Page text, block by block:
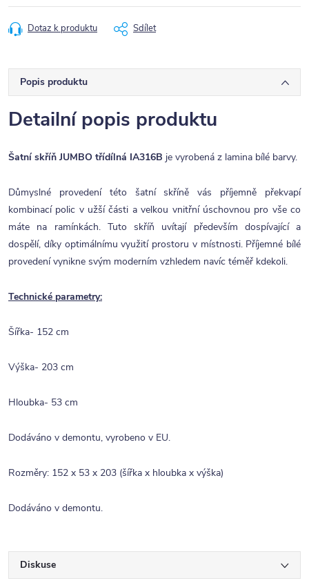
Dotaz k produktu Sdílet
Popis produktu
Detailní popis produktu
Šatní skříň JUMBO třídílná IA316B je vyrobená z lamina bílé barvy.
Důmyslné provedení této šatní skříně vás příjemně překvapí
kombinací polic v užší části a velkou vnitřní úschovnou pro vše co
máte na ramínkách. Tuto skříň uvítají především dospívající a
dospělí, díky optimálnímu využití prostoru v místnosti. Příjemné bílé
provedení vynikne svým moderním vzhledem navíc téměř kdekoli.
Technické parametry:
Šířka- 152 cm
Výška- 203 cm
Hloubka- 53 cm
Dodáváno v demontu, vyrobeno v EU.
Rozměry: 152 x 53 x 203 (šířka x hloubka x výška)
Dodáváno v demontu.
Diskuse